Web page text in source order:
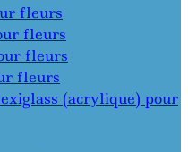
fleurs
fleurs
fleurs
fleurs
(acrylique) pour